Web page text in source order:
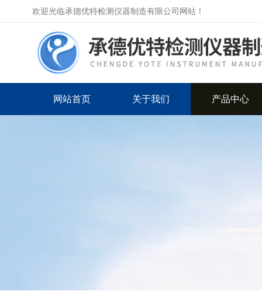
欢迎光临承德优特检测仪器制造有限公司网站！
网站首页 关于我们 产品中心